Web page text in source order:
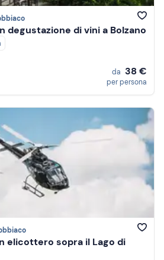
degustazione di vini a Bolzano
da 38 €
per persona
elicottero sopra il Lago di